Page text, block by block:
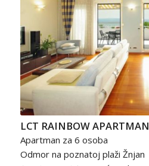
LCT RAINBOW APARTMAN
Apartman za 6 osoba
Odmor na poznatoj plaži Žnjan